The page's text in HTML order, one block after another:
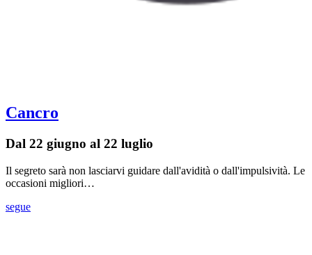
Cancro
Dal 22 giugno al 22 luglio
Il segreto sarà non lasciarvi guidare dall'avidità o dall'impulsività. Le
occasioni migliori…
segue